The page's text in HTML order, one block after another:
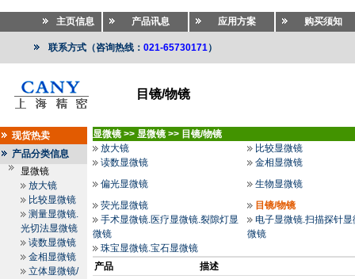
主页信息 产品讯息 应用方案 购买须知
联系方式（咨询热线： 021-65730171）
目镜/物镜
现货热卖
产品分类信息
显微镜
放大镜
比较显微镜
测量显微镜.
光切法显微镜
读数显微镜
金相显微镜
立体显微镜/
显微镜 >> 显微镜 >> 目镜/物镜
放大镜
比较显微镜
读数显微镜
金相显微镜
偏光显微镜
生物显微镜
荧光显微镜
目镜/物镜
手术显微镜.医疗显微镜.裂隙灯显
微镜
电子显微镜.扫描探针
微镜
珠宝显微镜.宝石显微镜
产品
描述